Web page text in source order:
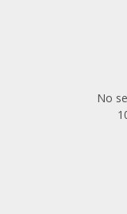
No